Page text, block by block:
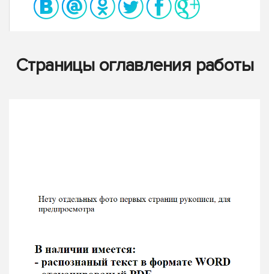
Страницы оглавления работы